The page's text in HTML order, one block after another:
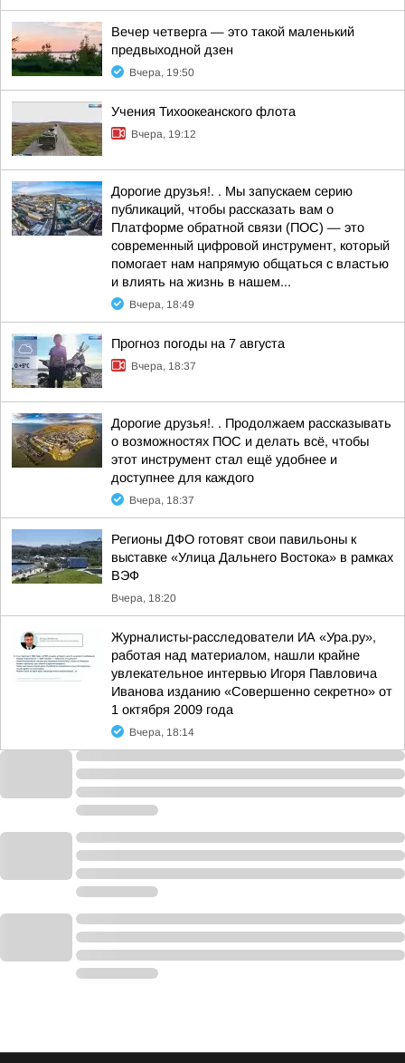
Вечер четверга — это такой маленький
предвыходной дзен
Вчера, 19:50
Учения Тихоокеанского флота
Вчера, 19:12
Дорогие друзья!. . Мы запускаем серию
публикаций, чтобы рассказать вам о
Платформе обратной связи (ПОС) — это
современный цифровой инструмент, который
помогает нам напрямую общаться с властью
и влиять на жизнь в нашем...
Вчера, 18:49
Прогноз погоды на 7 августа
Вчера, 18:37
Дорогие друзья!. . Продолжаем рассказывать
о возможностях ПОС и делать всё, чтобы
этот инструмент стал ещё удобнее и
доступнее для каждого
Вчера, 18:37
Регионы ДФО готовят свои павильоны к
выставке «Улица Дальнего Востока» в рамках
ВЭФ
Вчера, 18:20
Журналисты-расследователи ИА «Ура.ру»,
работая над материалом, нашли крайне
увлекательное интервью Игоря Павловича
Иванова изданию «Совершенно секретно» от
1 октября 2009 года
Вчера, 18:14